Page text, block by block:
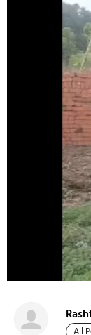
All